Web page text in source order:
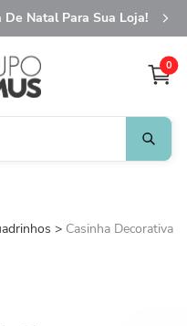
Natal Para Sua Loja!
0
Casinha Decorativa